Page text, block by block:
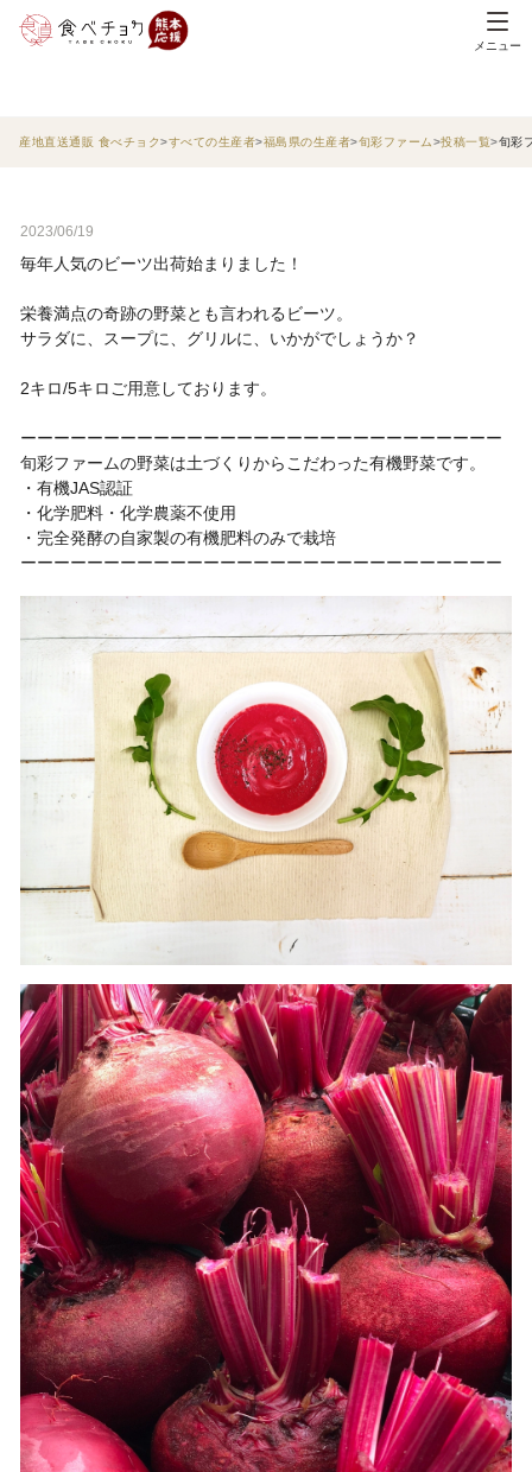
メニュー
産地直送通販 食べチョク すべての生産者 福島県の生産者 旬彩ファーム 投稿一覧 旬彩
2023/06/19
毎年人気のビーツ出荷始まりました！
栄養満点の奇跡の野菜とも言われるビーツ。
サラダに、スープに、グリルに、いかがでしょうか？
2キロ/5キロご用意しております。
ーーーーーーーーーーーーーーーーーーーーーーーーーーーーー
旬彩ファームの野菜は土づくりからこだわった有機野菜です。
・有機JAS認証
・化学肥料・化学農薬不使用
・完全発酵の自家製の有機肥料のみで栽培
ーーーーーーーーーーーーーーーーーーーーーーーーーーーーー